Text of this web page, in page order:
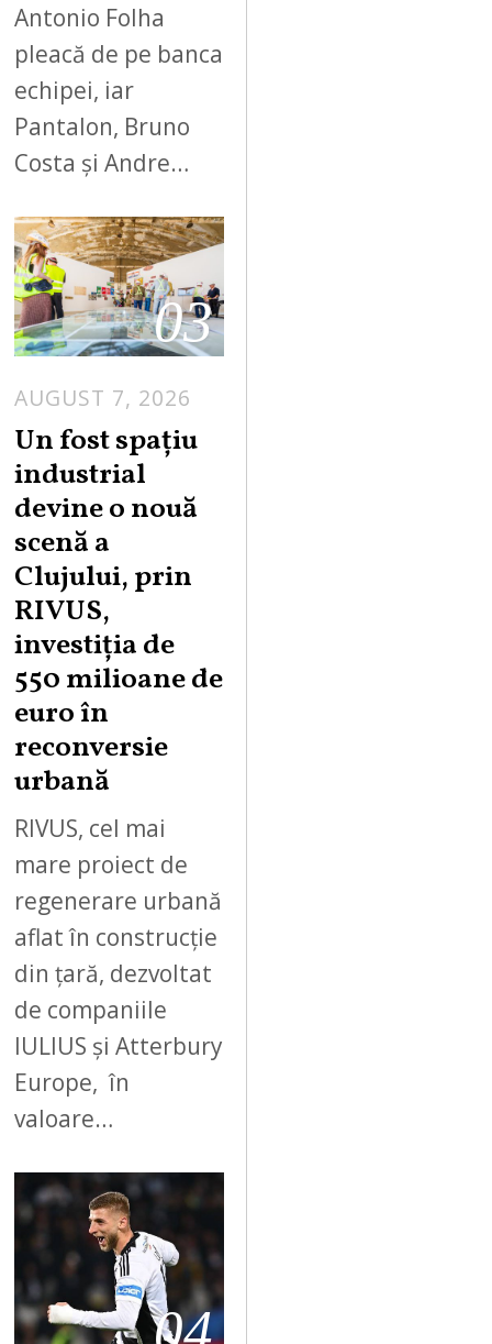
Antonio Folha
pleacă de pe banca
echipei, iar
Pantalon, Bruno
Costa și Andre…
03
AUGUST 7, 2026
Un fost spațiu
industrial
devine o nouă
scenă a
Clujului, prin
RIVUS,
investiția de
550 milioane de
euro în
reconversie
urbană
RIVUS, cel mai
mare proiect de
regenerare urbană
aflat în construcție
din țară, dezvoltat
de companiile
IULIUS și Atterbury
Europe, în
valoare…
04